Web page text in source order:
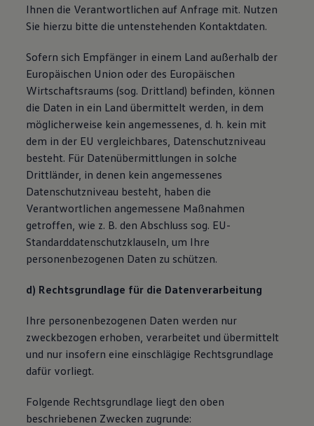
Ihnen die Verantwortlichen auf Anfrage mit. Nutzen
Sie hierzu bitte die untenstehenden Kontaktdaten.
Sofern sich Empfänger in einem Land außerhalb der
Europäischen Union oder des Europäischen
Wirtschaftsraums (sog. Drittland) befinden, können
die Daten in ein Land übermittelt werden, in dem
möglicherweise kein angemessenes, d. h. kein mit
dem in der EU vergleichbares, Datenschutzniveau
besteht. Für Datenübermittlungen in solche
Drittländer, in denen kein angemessenes
Datenschutzniveau besteht, haben die
Verantwortlichen angemessene Maßnahmen
getroffen, wie z. B. den Abschluss sog. EU-
Standarddatenschutzklauseln, um Ihre
personenbezogenen Daten zu schützen.
d) Rechtsgrundlage für die Datenverarbeitung
Ihre personenbezogenen Daten werden nur
zweckbezogen erhoben, verarbeitet und übermittelt
und nur insofern eine einschlägige Rechtsgrundlage
dafür vorliegt.
Folgende Rechtsgrundlage liegt den oben
beschriebenen Zwecken zugrunde: